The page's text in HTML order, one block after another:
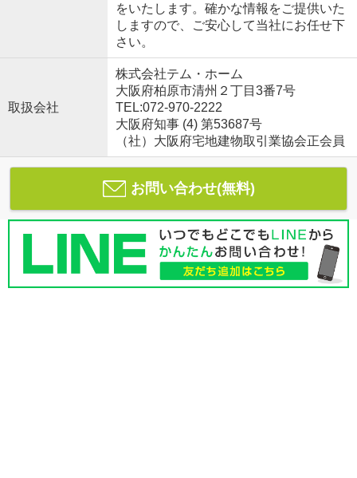
をいたします。確かな情報をご提供いた
しますので、ご安心して当社にお任せ下
さい。
取扱会社
株式会社テム・ホーム
大阪府柏原市清州２丁目3番7号
TEL:072-970-2222
大阪府知事 (4) 第53687号
（社）大阪府宅地建物取引業協会正会員
お問い合わせ(無料)